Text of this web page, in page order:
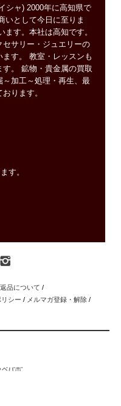
シャ) 2000年に高知県で
いとして今日に至りま
す。本社は高知です。
サリー・ジュエリーの
す。 教室・レッスンも
。 鉱物・貴金属の買取
加工～処理・再生、最
ります。
す。
返品について /
シー / メルマガ登録・解除 /